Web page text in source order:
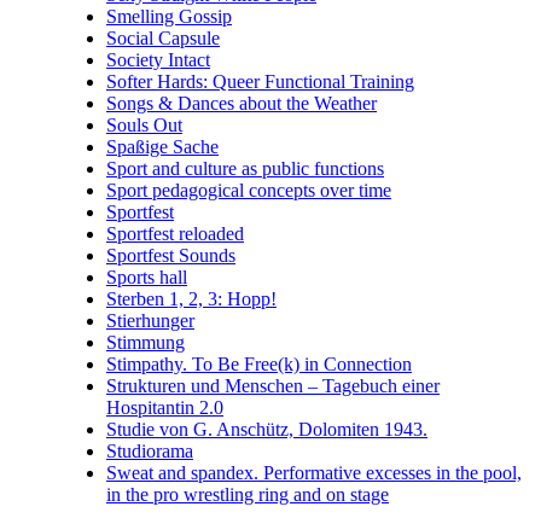
Smelling Gossip
Social Capsule
Society Intact
Softer Hards: Queer Functional Training
Songs & Dances about the Weather
Souls Out
Spaßige Sache
Sport and culture as public functions
Sport pedagogical concepts over time
Sportfest
Sportfest reloaded
Sportfest Sounds
Sports hall
Sterben 1, 2, 3: Hopp!
Stierhunger
Stimmung
Stimpathy. To Be Free(k) in Connection
Strukturen und Menschen – Tagebuch einer
Hospitantin 2.0
Studie von G. Anschütz, Dolomiten 1943.
Studiorama
Sweat and spandex. Performative excesses in the pool,
in the pro wrestling ring and on stage